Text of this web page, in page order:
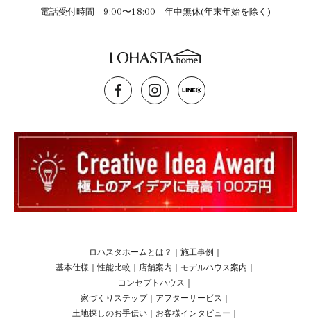
電話受付時間 9:00〜18:00 年中無休(年末年始を除く)
ロハスタホームとは？ 施工事例
基本仕様 ｜性能比較 店舗案内 モデルハウス案内
コンセプトハウス
家づくりステップ
アフターサービス
土地探しのお手伝い
お客様インタビュー